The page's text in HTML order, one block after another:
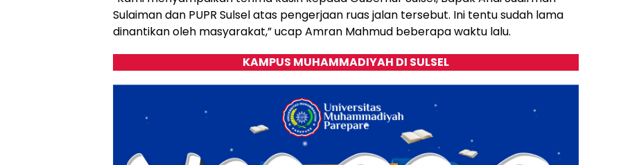
Sulaiman dan PUPR Sulsel atas pengerjaan ruas jalan tersebut. Ini tentu sudah lama
dinantikan oleh masyarakat,” ucap Amran Mahmud beberapa waktu lalu.
KAMPUS MUHAMMADIYAH DI SULSEL